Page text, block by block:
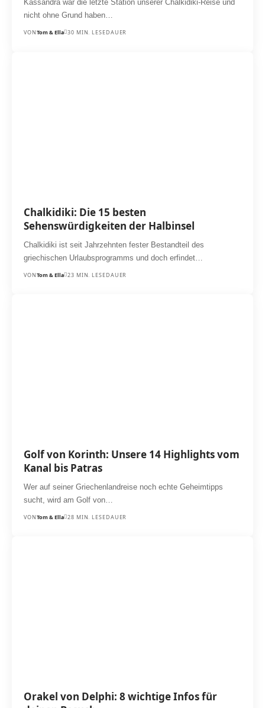
Kassandra war die letzte Station unserer Chalkidiki-Reise und
nicht ohne Grund haben…
VONTom & Ella 30 MIN. LESEDAUER
Chalkidiki: Die 15 besten
Sehenswürdigkeiten der Halbinsel
Chalkidiki ist seit Jahrzehnten fester Bestandteil des
griechischen Urlaubsprogramms und doch erfindet…
VONTom & Ella 23 MIN. LESEDAUER
Golf von Korinth: Unsere 14 Highlights vom
Kanal bis Patras
Wer auf seiner Griechenlandreise noch echte Geheimtipps
sucht, wird am Golf von…
VONTom & Ella 28 MIN. LESEDAUER
Orakel von Delphi: 8 wichtige Infos für